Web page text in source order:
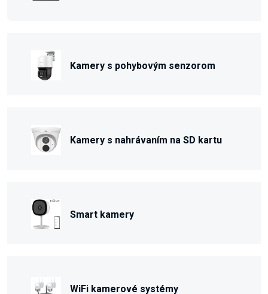
Kamery s pohybovým senzorom
Kamery s nahrávaním na SD kartu
Smart kamery
WiFi kamerové systémy